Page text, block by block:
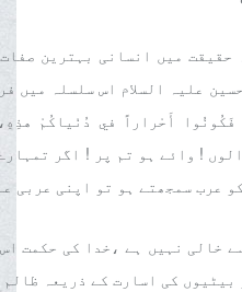
حقیقت میں انسانی بہترین
علیہ السلام اس سلسلہ
فَكُونُوا أَحْراراً في دُنْياكُمْ
! وائے ہو تم پر ! اگر
عرب سمجھتے ہو تو اپنی عربی
خالی نہیں ہے ،خدا کی حکمت
کی اسارت کے ذریعہ